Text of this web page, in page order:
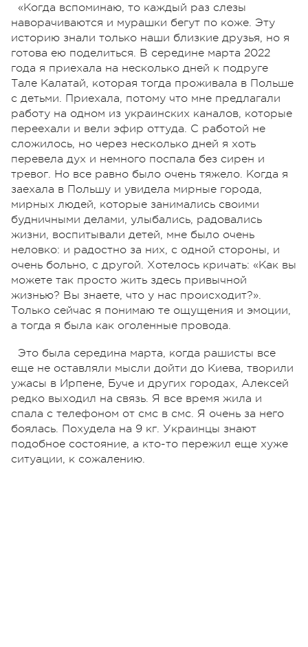
«Когда вспоминаю, то каждый раз слезы
наворачиваются и мурашки бегут по коже. Эту
историю знали только наши близкие друзья, но я
готова ею поделиться. В середине марта 2022
года я приехала на несколько дней к подруге
Тале Калатай, которая тогда проживала в Польше
с детьми. Приехала, потому что мне предлагали
работу на одном из украинских каналов, которые
переехали и вели эфир оттуда. С работой не
сложилось, но через несколько дней я хоть
перевела дух и немного поспала без сирен и
тревог. Но все равно было очень тяжело. Когда я
заехала в Польшу и увидела мирные города,
мирных людей, которые занимались своими
будничными делами, улыбались, радовались
жизни, воспитывали детей, мне было очень
неловко: и радостно за них, с одной стороны, и
очень больно, с другой. Хотелось кричать: «Как вы
можете так просто жить здесь привычной
жизнью? Вы знаете, что у нас происходит?».
Только сейчас я понимаю те ощущения и эмоции,
а тогда я была как оголенные провода.
Это была середина марта, когда рашисты все
еще не оставляли мысли дойти до Киева, творили
ужасы в Ирпене, Буче и других городах, Алексей
редко выходил на связь. Я все время жила и
спала с телефоном от смс в смс. Я очень за него
боялась. Похудела на 9 кг. Украинцы знают
подобное состояние, а кто-то пережил еще хуже
ситуации, к сожалению.